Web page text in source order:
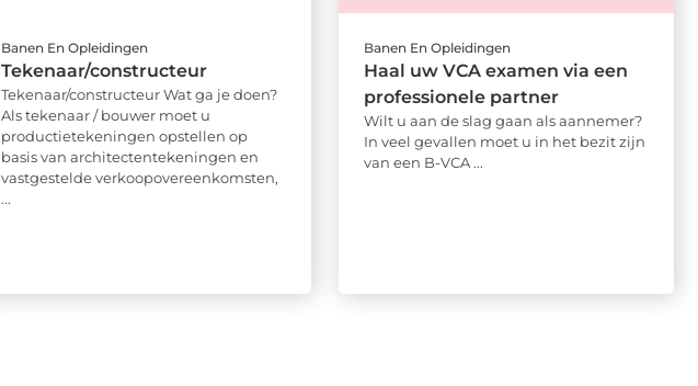
Banen En Opleidingen
Tekenaar/constructeur
Tekenaar/constructeur Wat ga je doen?
Als tekenaar / bouwer moet u
productietekeningen opstellen op
basis van architectentekeningen en
vastgestelde verkoopovereenkomsten,
...
Banen En Opleidingen
Haal uw VCA examen via een
professionele partner
Wilt u aan de slag gaan als aannemer?
In veel gevallen moet u in het bezit zijn
van een B-VCA ...